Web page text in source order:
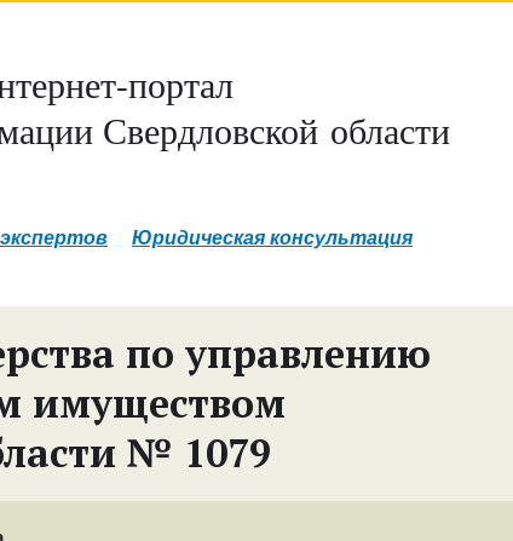
портал
Свердловской области
Юридическая консультация
по управлению
имуществом
№ 1079